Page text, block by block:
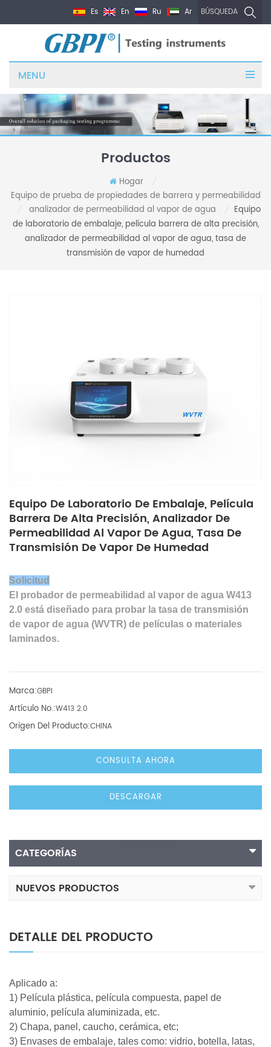
BÚSQUEDA
Es En Ru Ar
MENU
Productos
Hogar
Equipo de prueba de propiedades de barrera y permeabilidad
analizador de permeabilidad al vapor de agua
Equipo
de laboratorio de embalaje, película barrera de alta precisión,
analizador de permeabilidad al vapor de agua, tasa de
transmisión de vapor de humedad
Equipo De Laboratorio De Embalaje, Película
Barrera De Alta Precisión, Analizador De
Permeabilidad Al Vapor De Agua, Tasa De
Transmisión De Vapor De Humedad
Solicitud
El probador de permeabilidad al vapor de agua W413
2.0 está diseñado para probar la tasa de transmisión
de vapor de agua (WVTR) de películas o materiales
laminados.
Marca:GBPI
Artículo No.:W413 2.0
Origen Del Producto:CHINA
CONSULTA AHORA
DESCARGAR
CATEGORÍAS
NUEVOS PRODUCTOS
DETALLE DEL PRODUCTO
Aplicado a:
1) Película plástica, película compuesta, papel de
aluminio, película aluminizada, etc.
2) Chapa, panel, caucho, cerámica, etc;
3) Envases de embalaje, tales como: vidrio, botella, latas,